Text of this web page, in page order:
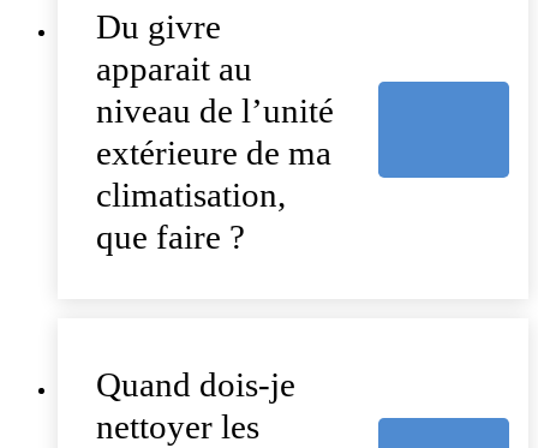
Du givre
apparait au
niveau de l’unité
extérieure de ma
climatisation,
que faire ?
Quand dois-je
nettoyer les